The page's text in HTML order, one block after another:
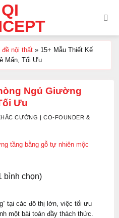
đề nội thất » 15+ Mẫu Thiết Kế
Mẩn, Tối Ưu
Ngủ Giường
Ưu
CƯỜNG | CO-FOUNDER &
bình chọn)
tại các đô thị lớn, việc tối ưu
một bài toán đầy thách thức.